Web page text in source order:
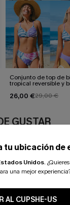
Conjunto de top de
tropical reversible y
26,00 €29,00 €
GUSTAR
tu ubicación de
Unidos.
una mejor
AL CUPSHE-US